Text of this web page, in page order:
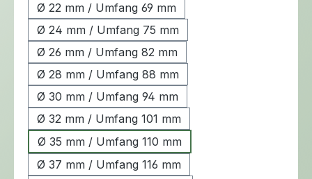
Ø 22 mm / Umfang 69 mm
Ø 24 mm / Umfang 75 mm
Ø 26 mm / Umfang 82 mm
Ø 28 mm / Umfang 88 mm
Ø 30 mm / Umfang 94 mm
Ø 32 mm / Umfang 101 mm
Ø 35 mm / Umfang 110 mm
Ø 37 mm / Umfang 116 mm